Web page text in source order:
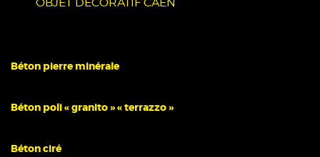
Béton pierre minérale
Béton poli « granito » « terrazzo »
Béton ciré